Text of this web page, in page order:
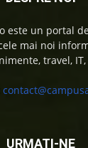
este un portal
mai noi
travel,
URMATI-NE